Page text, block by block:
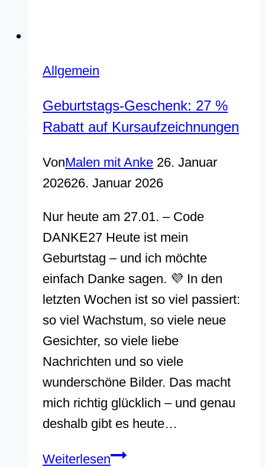
Allgemein
Geburtstags-Geschenk: 27 %
Rabatt auf Kursaufzeichnungen
VonMalen mit Anke 26. Januar
202626. Januar 2026
Nur heute am 27.01. – Code
DANKE27 Heute ist mein
Geburtstag – und ich möchte
einfach Danke sagen. 💜 In den
letzten Wochen ist so viel passiert:
so viel Wachstum, so viele neue
Gesichter, so viele liebe
Nachrichten und so viele
wunderschöne Bilder. Das macht
mich richtig glücklich – und genau
deshalb gibt es heute…
WeiterlesenGeburtstags-